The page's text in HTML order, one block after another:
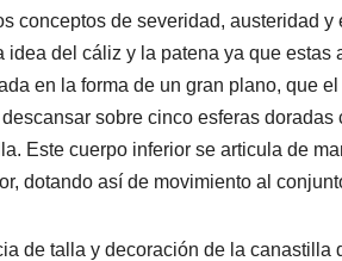
conceptos de severidad, austeridad
idea del cáliz y la patena ya que
en la forma de un gran plano, que
sobre cinco esferas
Este cuerpo inferior se articula de
dotando así de movimiento al
de talla y decoración de la